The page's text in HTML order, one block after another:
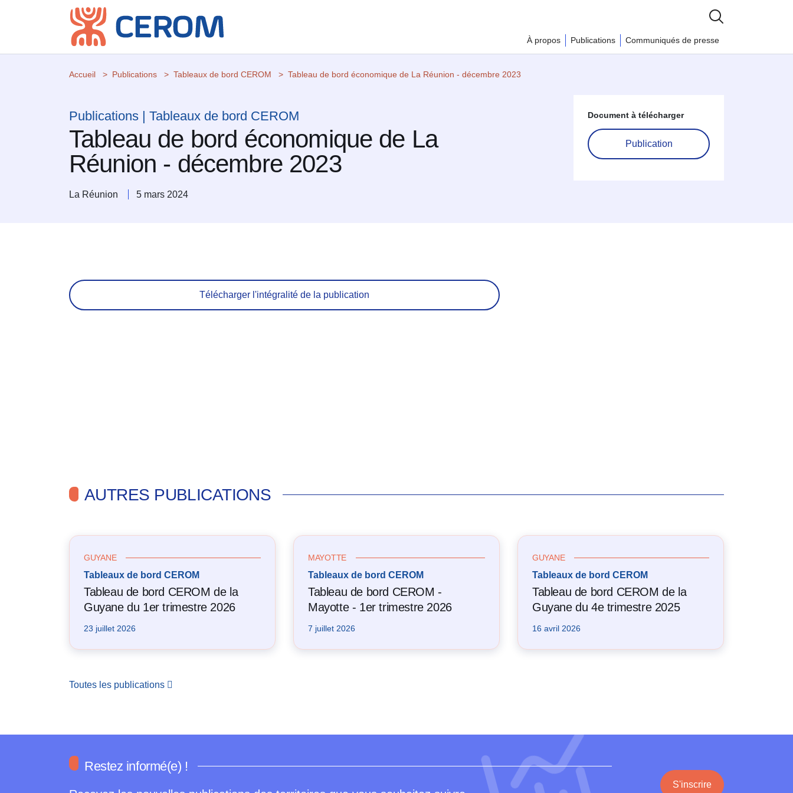
À propos Publications Communiqués de presse
Accueil Publications Tableaux de bord CEROM Tableau de bord économique de La Réunion - décembre 2023
Publications | Tableaux de bord CEROM
Tableau de bord économique de La
Réunion - décembre 2023
La Réunion 5 mars 2024
Document à télécharger
Publication
Télécharger l'intégralité de la publication
AUTRES PUBLICATIONS
GUYANE
Tableaux de bord CEROM
Tableau de bord CEROM de la
Guyane du 1er trimestre 2026
23 juillet 2026
MAYOTTE
Tableaux de bord CEROM
Tableau de bord CEROM -
Mayotte - 1er trimestre 2026
7 juillet 2026
GUYANE
Tableaux de bord CEROM
Tableau de bord CEROM de la
Guyane du 4e trimestre 2025
16 avril 2026
Toutes les publications
Restez informé(e) !
S'inscrire